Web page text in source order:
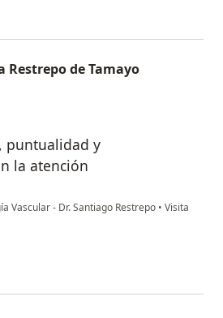
de Tamayo
puntualidad y
la atención
Vascular - Dr. Santiago Restrepo • Visita
María Restrepo de Tamayo